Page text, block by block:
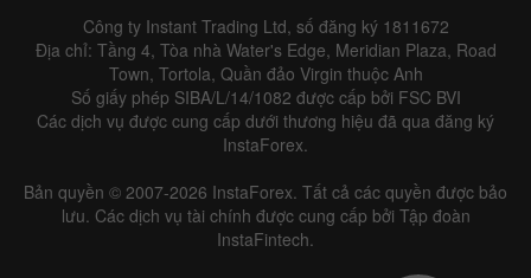
Công ty Instant Trading Ltd, số đăng ký 1811672
Địa chỉ: Tầng 4, Tòa nhà Water's Edge, Meridian Plaza, Road
Town, Tortola, Quần đảo Virgin thuộc Anh
Số giấy phép SIBA/L/14/1082 được cấp bởi FSC BVI
Các dịch vụ được cung cấp dưới thương hiệu đã qua đăng ký
InstaForex.
Bản quyền © 2007-2026 InstaForex. Tất cả các quyền được bảo
lưu. Các dịch vụ tài chính được cung cấp bởi Tập đoàn
InstaFintech.